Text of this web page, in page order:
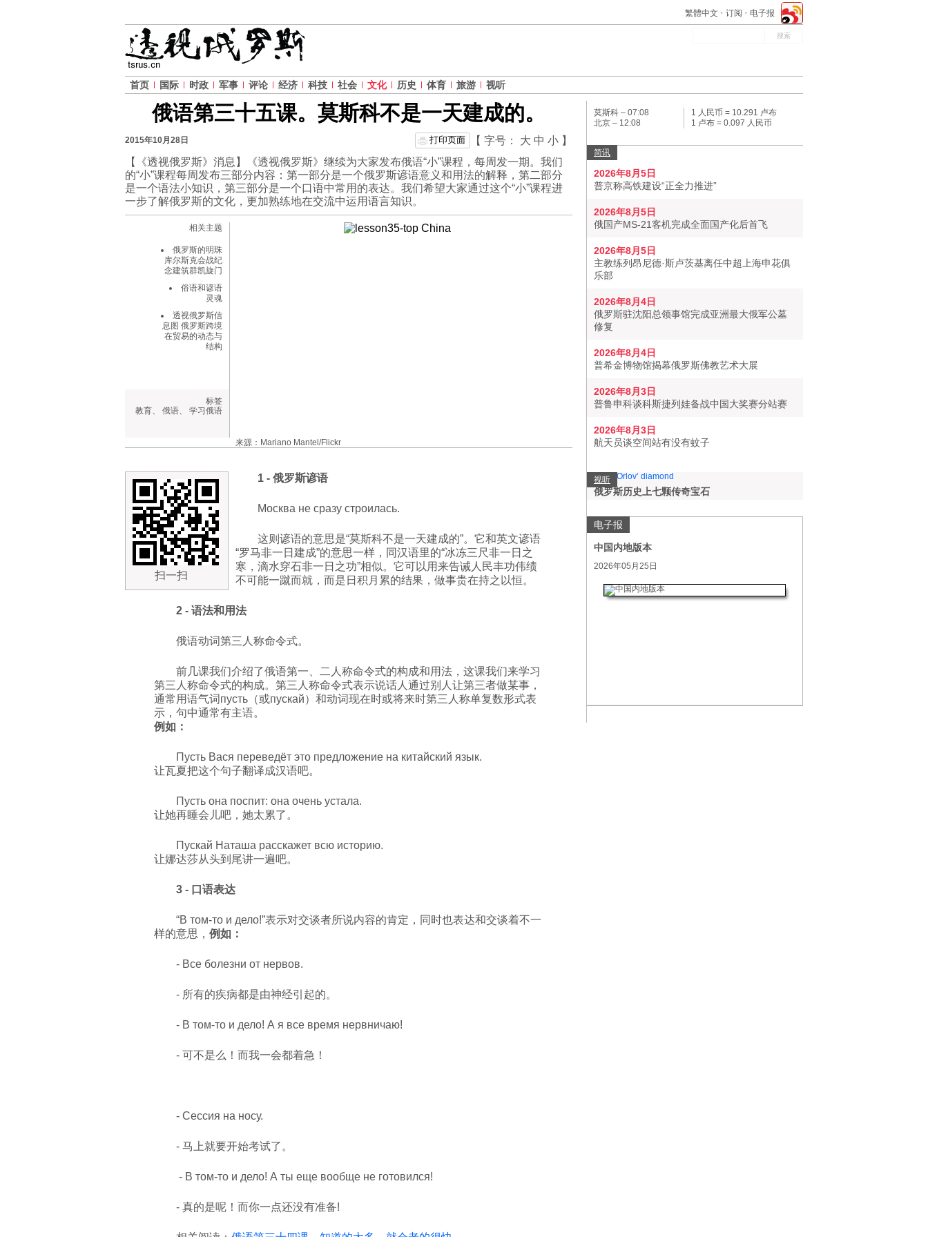
繁體中文 订阅 电子报
首页 国际 时政 军事 评论 经济 科技 社会 文化 历史 体育 旅游 视听
俄语第三十五课。莫斯科不是一天建成的。
2015年10月28日 【 字号： 大 中 小 】
打印页面
【《透视俄罗斯》消息】《透视俄罗斯》继续为大家发布俄语“小”课程，每周发一期。我们
的“小”课程每周发布三部分内容：第一部分是一个俄罗斯谚语意义和用法的解释，第二部分
是一个语法小知识，第三部分是一个口语中常用的表达。我们希望大家通过这个“小”课程进
一步了解俄罗斯的文化，更加熟练地在交流中运用语言知识。
相关主题
俄罗斯的明珠
库尔斯克会战纪
念建筑群凯旋门
俗语和谚语
灵魂
透视俄罗斯信
息图 俄罗斯跨境
在贸易的动态与
结构
标签
教育、 俄语、 学习俄语
来源：Mariano Mantel/Flickr
扫一扫
1 - 俄罗斯谚语
Москва не сразу строилась.
这则谚语的意思是“莫斯科不是一天建成的”。它和英文谚语
“罗马非一日建成”的意思一样，同汉语里的“冰冻三尺非一日之
寒，滴水穿石非一日之功”相似。它可以用来告诫人民丰功伟绩
不可能一蹴而就，而是日积月累的结果，做事贵在持之以恒。
2 - 语法和用法
俄语动词第三人称命令式。
前几课我们介绍了俄语第一、二人称命令式的构成和用法，这课我们来学习
第三人称命令式的构成。第三人称命令式表示说话人通过别人让第三者做某事，
通常用语气词пусть（或пускай）和动词现在时或将来时第三人称单复数形式表
示，句中通常有主语。
例如：
Пусть Вася переведёт это предложение на китайский язык.
让瓦夏把这个句子翻译成汉语吧。
Пусть она поспит: она очень устала.
让她再睡会儿吧，她太累了。
Пускай Наташа расскажет всю историю.
让娜达莎从头到尾讲一遍吧。
3 - 口语表达
“В том-то и дело!”表示对交谈者所说内容的肯定，同时也表达和交谈着不一
样的意思， 例如：
- Все болезни от нервов.
- 所有的疾病都是由神经引起的。
- В том-то и дело! А я все время нервничаю!
- 可不是么！而我一会都着急！
- Сессия на носу.
- 马上就要开始考试了。
- В том-то и дело! А ты еще вообще не готовился!
- 真的是呢！而你一点还没有准备!
莫斯科 – 07:08
北京 – 12:08
1 人民币 = 10.291 卢布
1 卢布 = 0.097 人民币
简讯
2026年8月5日
普京称高铁建设“正全力推进”
2026年8月5日
俄国产MS-21客机完成全面国产化后首飞
2026年8月5日
主教练列昂尼德·斯卢茨基离任中超上海申花俱
乐部
2026年8月4日
俄罗斯驻沈阳总领事馆完成亚洲最大俄军公墓
修复
2026年8月4日
普希金博物馆揭幕俄罗斯佛教艺术大展
2026年8月3日
普鲁申科谈科斯捷列娃备战中国大奖赛分站赛
2026年8月3日
航天员谈空间站有没有蚊子
视听
俄罗斯历史上七颗传奇宝石
电子报
中国内地版本
2026年05月25日